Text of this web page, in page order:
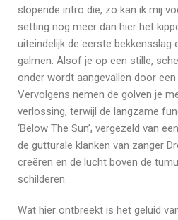
slopende intro die, zo kan ik mij
setting nog meer dan hier het
uiteindelijk de eerste bekkensslag
galmen. Alsof je op een stille,
onder wordt aangevallen door
Vervolgens nemen de golven je
verlossing, terwijl de langzame
‘Below The Sun’, vergezeld van
de gutturale klanken van zanger
creëren en de lucht boven de
schilderen.
Wat hier ontbreekt is het geluid